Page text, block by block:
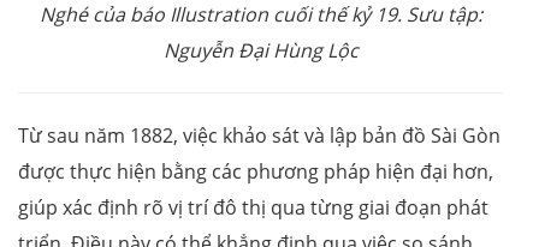
Nghé của báo Illustration cuối thế kỷ 19. Sưu tập:
Nguyễn Đại Hùng Lộc
Từ sau năm 1882, việc khảo sát và lập bản đồ Sài Gòn
được thực hiện bằng các phương pháp hiện đại hơn,
giúp xác định rõ vị trí đô thị qua từng giai đoạn phát